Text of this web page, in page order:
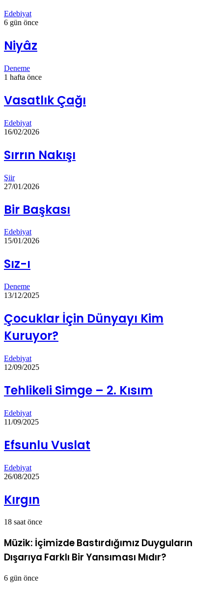
Edebiyat
6 gün önce
Niyâz
Deneme
1 hafta önce
Vasatlık Çağı
Edebiyat
16/02/2026
Sırrın Nakışı
Şiir
27/01/2026
Bir Başkası
Edebiyat
15/01/2026
Sız-ı
Deneme
13/12/2025
Çocuklar İçin Dünyayı Kim
Kuruyor?
Edebiyat
12/09/2025
Tehlikeli Simge – 2. Kısım
Edebiyat
11/09/2025
Efsunlu Vuslat
Edebiyat
26/08/2025
Kırgın
18 saat önce
Müzik: İçimizde Bastırdığımız Duyguların
Dışarıya Farklı Bir Yansıması Mıdır?
6 gün önce